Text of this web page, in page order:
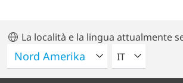
La località e la lingua attualmente
VELEZIONA
IT